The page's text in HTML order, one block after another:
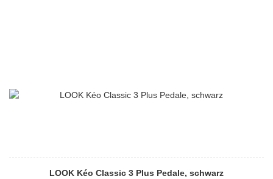
LOOK Kéo Classic 3 Plus Pedale, schwarz